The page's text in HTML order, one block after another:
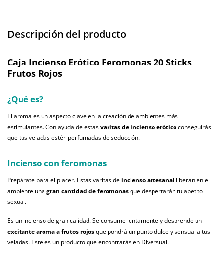
Descripción del producto
Caja Incienso Erótico Feromonas 20 Sticks
Frutos Rojos
¿Qué es?
El aroma es un aspecto clave en la creación de ambientes más
estimulantes. Con ayuda de estasvaritas de incienso eróticoconseguirás
que tus veladas estén perfumadas de seducción.
Incienso con feromonas
Prepárate para el placer. Estas varitas de incienso artesanal liberan en el
ambiente una gran cantidad de feromonasque despertarán tu apetito
sexual.
Es un incienso de gran calidad. Se consume lentamente y desprende un
excitante aroma a frutos rojosque pondrá un punto dulce y sensual a tus
veladas. Este es un producto que encontrarás en Diversual.